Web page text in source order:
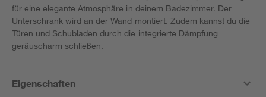
für eine elegante Atmosphäre in deinem Badezimmer. Der
Unterschrank wird an der Wand montiert. Zudem kannst du die
Türen und Schubladen durch die integrierte Dämpfung
geräuscharm schließen.
Eigenschaften